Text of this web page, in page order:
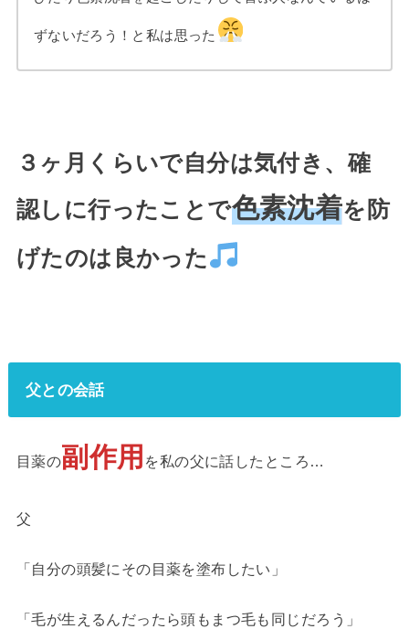
ずないだろう！と私は思った
３ヶ月くらいで自分は気付き、確
認しに行ったことで色素沈着を防
げたのは良かった
父との会話
目薬の副作用 を私の父に話したところ…
父
「自分の頭髪にその目薬を塗布したい」
「毛が生えるんだったら頭もまつ毛も同じだろう」